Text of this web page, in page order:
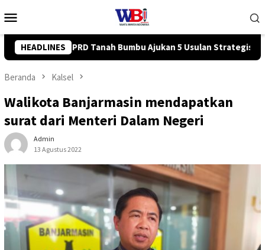
ke
Mobile
HEADLINES
Strategis ke BPJN Tingkatkan Kompetensi
Beranda Kalsel
Walikota Banjarmasin mendapatkan
surat dari Menteri Dalam Negeri
Admin
13 Agustus 2022